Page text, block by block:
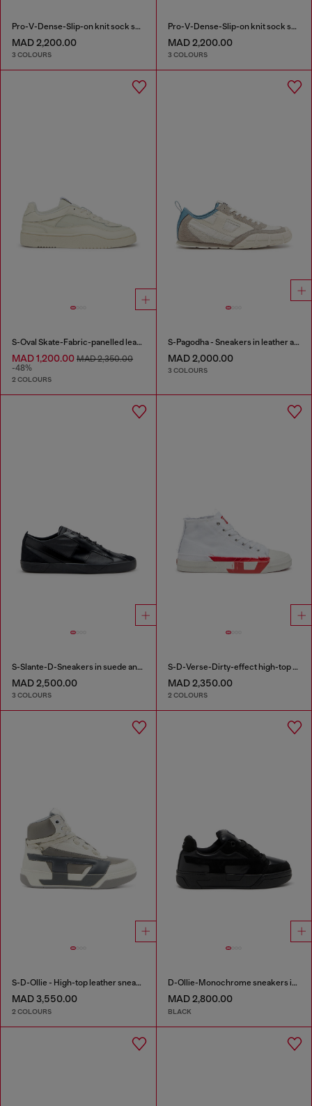
Pro-V-Dense-Slip-on knit sock sneakers
MAD 2,200.00
3 COLOURS
Pro-V-Dense-Slip-on knit sock sneakers
MAD 2,200.00
3 COLOURS
S-Oval Skate-Fabric-panelled leather sneakers
MAD 1,200.00 MAD 2,350.00
-48%
2 COLOURS
S-Pagodha - Sneakers in leather and nylon
MAD 2,000.00
3 COLOURS
S-Slante-D-Sneakers in suede and leather with D logo
MAD 2,500.00
3 COLOURS
S-D-Verse-Dirty-effect high-top canvas sneakers
MAD 2,350.00
2 COLOURS
S-D-Ollie - High-top leather sneakers with D logo
MAD 3,550.00
2 COLOURS
D-Ollie-Monochrome sneakers in suede and leather
MAD 2,800.00
BLACK